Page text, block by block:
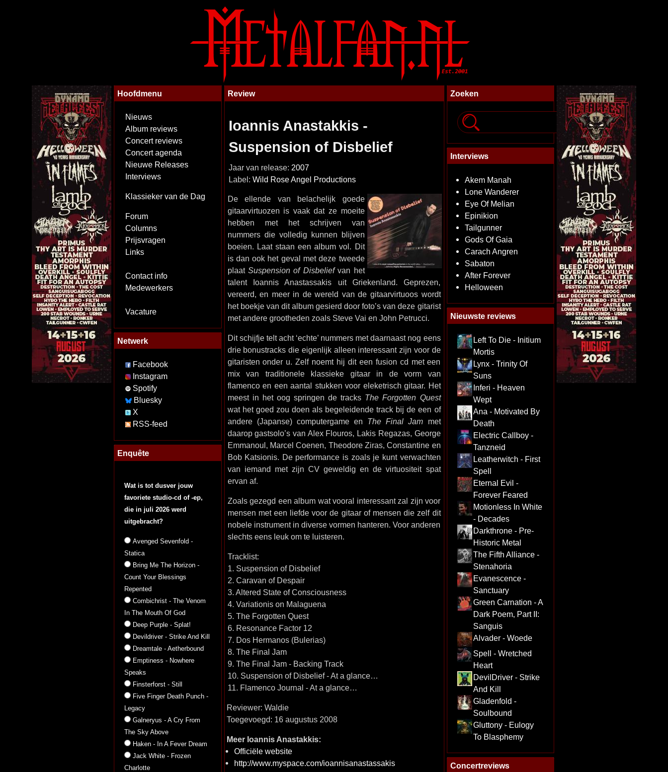
Hoofdmenu
Nieuws
Album reviews
Concert reviews
Concert agenda
Nieuwe Releases
Interviews
Klassieker van de Dag
Forum
Columns
Prijsvragen
Links
Contact info
Medewerkers
Vacature
Netwerk
Facebook
Instagram
Spotify
Bluesky
X
RSS-feed
Enquête
Wat is tot dusver jouw
favoriete studio-cd of -ep,
die in juli 2026 werd
uitgebracht?
Avenged Sevenfold -
Statica
Bring Me The Horizon -
Count Your Blessings
Repented
Combichrist - The Venom
In The Mouth Of God
Deep Purple - Splat!
Devildriver - Strike And Kill
Dreamtale - Aetherbound
Emptiness - Nowhere
Speaks
Finsterforst - Still
Five Finger Death Punch -
Legacy
Galneryus - A Cry From
The Sky Above
Haken - In A Fever Dream
Jack White - Frozen
Charlotte
Review
Ioannis Anastakkis -
Suspension of Disbelief
Jaar van release: 2007
Label: Wild Rose Angel Productions
De ellende van belachelijk goede
gitaarvirtuozen is vaak dat ze moeite
hebben met het schrijven van
nummers die volledig kunnen blijven
boeien. Laat staan een album vol. Dit
is dan ook het geval met deze tweede
plaat Suspension of Disbeliefvan het
talent Ioannis Anastassakis uit Griekenland. Geprezen,
vereerd, en meer in de wereld van de gitaarvirtuoos wordt
het boekje van dit album gesierd door foto’s van deze gitarist
met andere grootheden zoals Steve Vai en John Petrucci.
Dit schijfje telt acht ‘echte’ nummers met daarnaast nog eens
drie bonustracks die eigenlijk alleen interessant zijn voor de
gitaristen onder u. Zelf noemt hij dit een fusion cd met een
mix van traditionele klassieke gitaar in de vorm van
flamenco en een aantal stukken voor eleketrisch gitaar. Het
meest in het oog springen de tracks The Forgotten Quest
wat het goed zou doen als begeleidende track bij de een of
andere (Japanse) computergame en The Final Jam met
daarop gastsolo’s van Alex Flouros, Lakis Regazas, George
Emmanoul, Marcel Coenen, Theodore Ziras, Constantine en
Bob Katsionis. De performance is zoals je kunt verwachten
van iemand met zijn CV geweldig en de virtuositeit spat
ervan af.
Zoals gezegd een album wat vooral interessant zal zijn voor
mensen met een liefde voor de gitaar of mensen die zelf dit
nobele instrument in diverse vormen hanteren. Voor anderen
slechts eens leuk om te luisteren.
Tracklist:
1. Suspension of Disbelief
2. Caravan of Despair
3. Altered State of Consciousness
4. Variationis on Malaguena
5. The Forgotten Quest
6. Resonance Factor 12
7. Dos Hermanos (Bulerias)
8. The Final Jam
9. The Final Jam - Backing Track
10. Suspension of Disbelief - At a glance…
11. Flamenco Journal - At a glance…
Reviewer: Waldie
Toegevoegd: 16 augustus 2008
Meer Ioannis Anastakkis:
Officiële website
http://www.myspace.com/ioannisanastassakis
Zoeken
Interviews
Akem Manah
Lone Wanderer
Eye Of Melian
Epinikion
Tailgunner
Gods Of Gaia
Carach Angren
Sabaton
After Forever
Helloween
Nieuwste reviews
Left To Die - Initium
Mortis
Lynx - Trinity Of
Suns
Inferi - Heaven
Wept
Ana - Motivated By
Death
Electric Callboy -
Tanzneid
Leatherwitch - First
Spell
Eternal Evil -
Forever Feared
Motionless In White
- Decades
Darkthrone - Pre-
Historic Metal
The Fifth Alliance -
Stenahoria
Evanescence -
Sanctuary
Green Carnation - A
Dark Poem, Part II:
Sanguis
Alvader - Woede
Spell - Wretched
Heart
DevilDriver - Strike
And Kill
Gladenfold -
Soulbound
Gluttony - Eulogy
To Blasphemy
Concertreviews